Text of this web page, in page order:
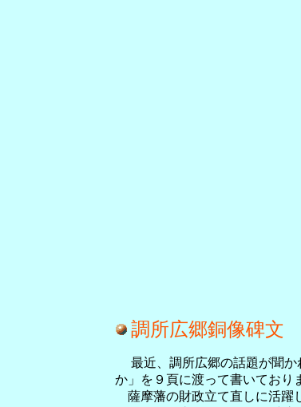
調所広郷銅像碑文
最近、調所広郷の話題が聞か
か」を９頁に渡って書いており
薩摩藩の財政立て直しに活躍